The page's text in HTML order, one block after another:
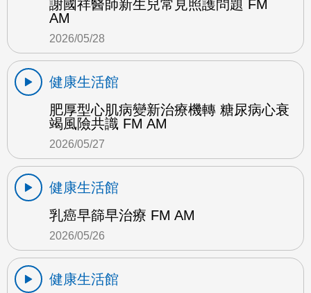
謝國祥醫師新生兒常見照護問題 FM
AM
2026/05/28
健康生活館
肥厚型心肌病變新治療機轉 糖尿病心衰
竭風險共識 FM AM
2026/05/27
健康生活館
乳癌早篩早治療 FM AM
2026/05/26
健康生活館